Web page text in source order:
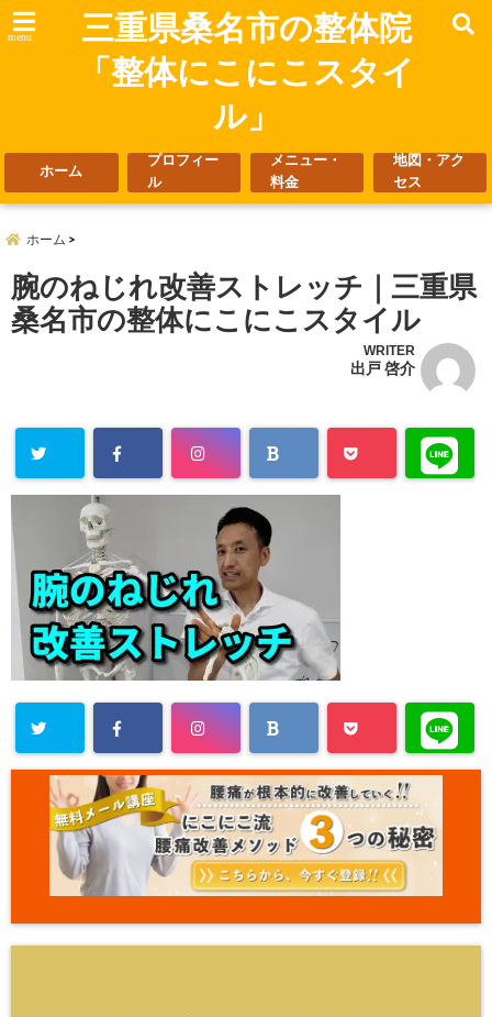
menu
三重県桑名市の整体院
「整体にこにこスタイ
ル」
ホーム
プロフィー
ル
メニュー・
料金
地図・アク
セス
ホーム
腕のねじれ改善ストレッチ｜三重県
桑名市の整体にこにこスタイル
WRITER
出戸 啓介